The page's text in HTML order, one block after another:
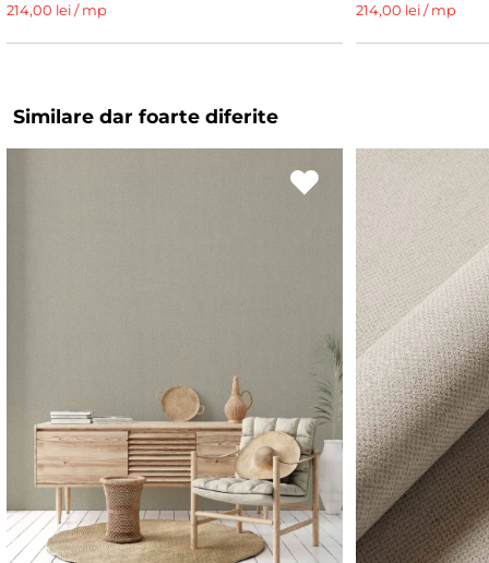
214,00 lei / mp 214,00 lei / mp
Similare dar foarte diferite